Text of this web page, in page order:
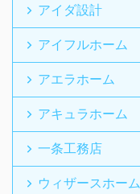
アイダ設計
アイフルホーム
アエラホーム
アキュラホーム
一条工務店
ウィザースホーム